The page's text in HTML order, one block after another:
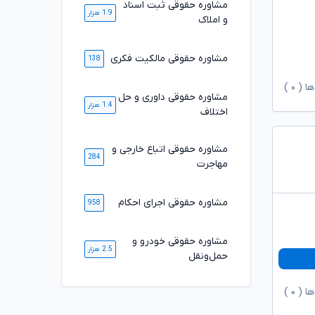
( ۰
( ۰
مشاوره حقوقی ثبت اسناد
و املاک
1.9 هزار
مشاوره حقوقی مالکیت فکری 138
مشاوره حقوقی داوری و حل
اختلاف
1.4 هزار
مشاوره حقوقی اتباع خارجی و
مهاجرت
284
مشاوره حقوقی اجرای احکام 958
مشاوره حقوقی خودرو و
حمل‌ونقل
2.5 هزار